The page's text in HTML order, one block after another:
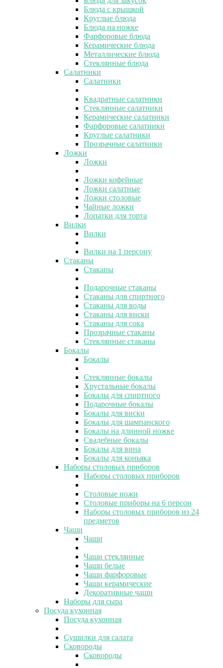
Блюда с крышкой
Круглые блюда
Блюда на ножке
Фарфоровые блюда
Керамические блюда
Металлические блюда
Стеклянные блюда
Салатники
Салатники
Квадратные салатники
Стеклянные салатники
Керамические салатники
Фарфоровые салатники
Круглые салатники
Прозрачные салатники
Ложки
Ложки
Ложки кофейные
Ложки салатные
Ложки столовые
Чайные ложки
Лопатки для торта
Вилки
Вилки
Вилки на 1 персону
Стаканы
Стаканы
Подарочные стаканы
Стаканы для спиртного
Стаканы для воды
Стаканы для виски
Стаканы для сока
Прозрачные стаканы
Стеклянные стаканы
Бокалы
Бокалы
Стеклянные бокалы
Хрустальные бокалы
Бокалы для спиртного
Подарочные бокалы
Бокалы для виски
Бокалы для шампанского
Бокалы на длинной ножке
Свадебные бокалы
Бокалы для вина
Бокалы для коньяка
Наборы столовых приборов
Наборы столовых приборов
Столовые ножи
Столовые приборы на 6 персон
Наборы столовых приборов из 24
предметов
Чаши
Чаши
Чаши стеклянные
Чаши белые
Чаши фарфоровые
Чаши керамические
Декоративные чаши
Наборы для сыра
Посуда кухонная
Посуда кухонная
Сушилки для салата
Сковороды
Сковороды